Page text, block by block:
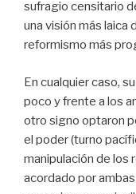
sufragio censitario
una visión más laica
reformismo más
En cualquier caso,
poco y frente a los
otro signo optaron
el poder (turno
manipulación de los
acordado por